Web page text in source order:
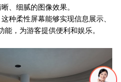
、细腻的图像效果。
种柔性屏幕能够实现信息展示、
，为游客提供便利和娱乐。